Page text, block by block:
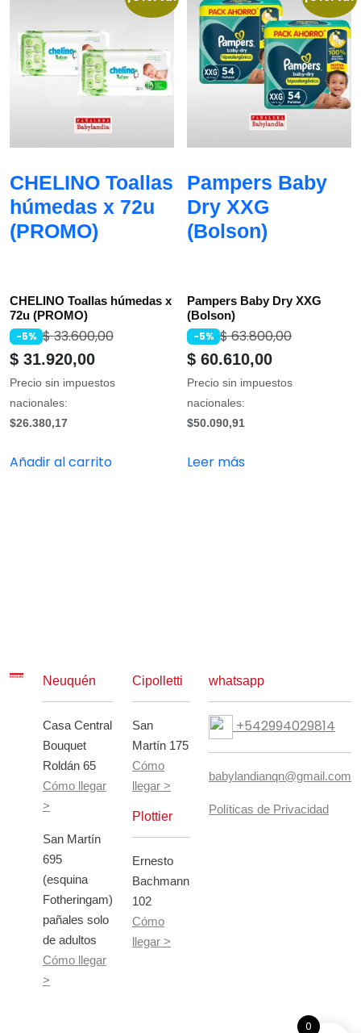
CHELINO Toallas
húmedas x 72u
(PROMO)
CHELINO Toallas húmedas x
72u (PROMO)
-5% $33.600,00
$ 31.920,00
Precio sin impuestos
nacionales:
$26.380,17
Añadir al carrito
Pampers Baby
Dry XXG
(Bolson)
Pampers Baby Dry XXG
(Bolson)
-5% $63.800,00
$ 60.610,00
Precio sin impuestos
nacionales:
$50.090,91
Leer más
Neuquén
Casa Central
Bouquet
Roldán 65
Cómo llegar
>
San Martín
695
(esquina
Fotheringam)
pañales solo
de adultos
Cómo llegar
>
Cipolletti
San
Martín 175
Cómo
llegar >
Plottier
Ernesto
Bachmann
102
Cómo
llegar >
whatsapp
+542994029814
babylandianqn@gmail.com
Políticas de Privacidad
0